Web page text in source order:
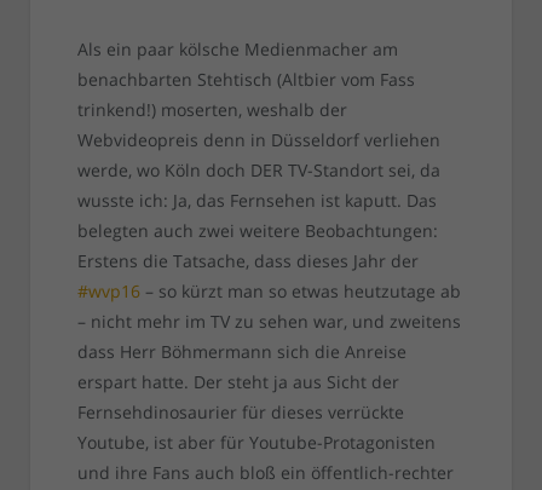
Als ein paar kölsche Medienmacher am
benachbarten Stehtisch (Altbier vom Fass
trinkend!) moserten, weshalb der
Webvideopreis denn in Düsseldorf verliehen
werde, wo Köln doch DER TV-Standort sei, da
wusste ich: Ja, das Fernsehen ist kaputt. Das
belegten auch zwei weitere Beobachtungen:
Erstens die Tatsache, dass dieses Jahr der
#wvp16– so kürzt man so etwas heutzutage ab
– nicht mehr im TV zu sehen war, und zweitens
dass Herr Böhmermann sich die Anreise
erspart hatte. Der steht ja aus Sicht der
Fernsehdinosaurier für dieses verrückte
Youtube, ist aber für Youtube-Protagonisten
und ihre Fans auch bloß ein öffentlich-rechter